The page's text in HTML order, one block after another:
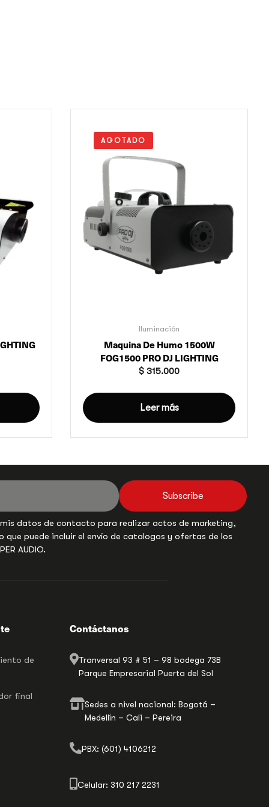
AGOTADO
Iluminación
Maquina De Humo 1500W
FOG1500 PRO DJ LIGHTING
$ 315.000
Leer más
Subscribe
datos de contacto para realizar actos de marketing,
que puede incluir el envío de catalogos y ofertas de los
AUDIO.
de
final
Contáctanos
Tranversal 93 # 51 – 98 bodega 73B
Parque Empresarial Puerta del Sol
Sedes a nivel nacional: Bogotá –
Medellín – Cali – Pereira
PBX: (601) 4106212
Celular: 310 217 2231